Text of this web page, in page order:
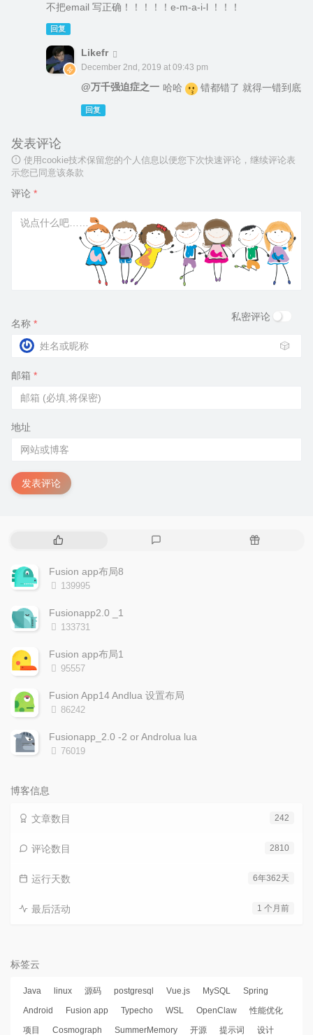
不把email 写正确！！！！！e-m-a-i-l ！！！
回复
Likefr
December 2nd, 2019 at 09:43 pm
@万千强迫症之一 哈哈 错都错了 就得一错到底
回复
发表评论
使用cookie技术保留您的个人信息以便您下次快速评论，继续评论表
示您已同意该条款
评论 *
私密评论
名称 *
🎲
邮箱 *
地址
发表评论
热
文
章
随
Fusion app布局8
浏
次
数:
139995
Fusionapp2.0 _1
浏
次
数:
133731
Fusion app布局1
浏
次
数:
95557
Fusion App14 Andlua 设置布局
浏
次
数:
86242
Fusionapp_2.0 -2 or Androlua lua
浏
76019
博客信息
242
文章数目
2810
评论数目
6年362天
运行天数
1 个月前
最后活动
标签云
Java linux 源码 postgresql Vue.js MySQL
Spring
Android
Fusion app Typecho WSL OpenClaw
性能优化
项目
Cosmograph SummerMemory 开源 提示词 设计